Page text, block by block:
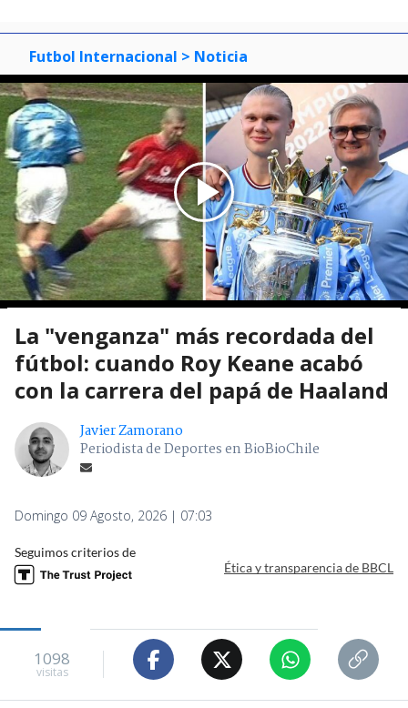
Futbol Internacional > Noticia
La "venganza" más recordada del
fútbol: cuando Roy Keane acabó
con la carrera del papá de Haaland
Javier Zamorano
Periodista de Deportes en BioBioChile
Domingo 09 Agosto, 2026 | 07:03
Seguimos criterios de
Ética y transparencia de BBCL
1098
visitas